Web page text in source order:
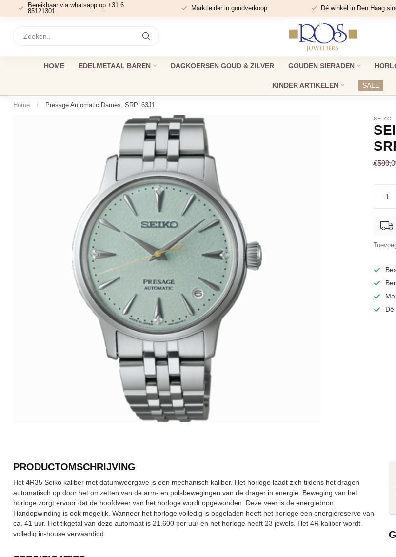
Bereikbaar via whatsapp op +31 6
85121301
Marktleider in goudverkoop Dé winkel in Den Haag
HOME EDELMETAAL BAREN DAGKOERSEN GOUD & ZILVER GOUDEN SIERADEN
KINDER ARTIKELEN SALE
Home / Presage Automatic Dames. SRPL63J1
SEIKO
Dé
PRODUCTOMSCHRIJVING
Het 4R35 Seiko kaliber met datumweergave is een mechanisch kaliber. Het horloge laadt zich tijdens het dragen
automatisch op door het omzetten van de arm- en polsbewegingen van de drager in energie. Beweging van het
horloge zorgt ervoor dat de hoofdveer van het horloge wordt opgewonden. Deze veer is de energiebron.
Handopwinding is ook mogelijk. Wanneer het horloge volledig is opgeladen heeft het horloge een energiereserve van
ca. 41 uur. Het tikgetal van deze automaat is 21.600 per uur en het horloge heeft 23 jewels. Het 4R kaliber wordt
volledig in-house vervaardigd.